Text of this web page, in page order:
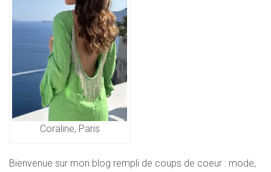
Coraline, Paris
Bienvenue sur mon blog rempli de coups de coeur : mode,